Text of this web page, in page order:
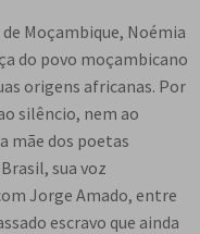
Moçambique, Noémia
do povo moçambicano
origens africanas. Por
silêncio, nem ao
mãe dos poetas
sua voz
Jorge Amado, entre
escravo que ainda